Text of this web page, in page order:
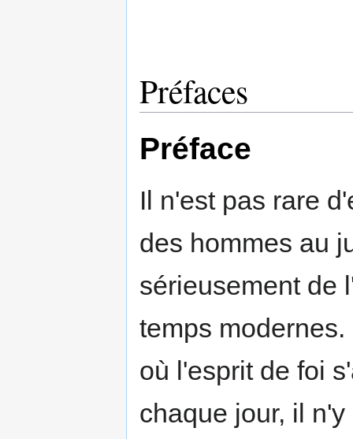
Préfaces
Préface
Il n'est pas rare
des hommes au
sérieusement de
temps
où l'esprit de foi
chaque jour, il